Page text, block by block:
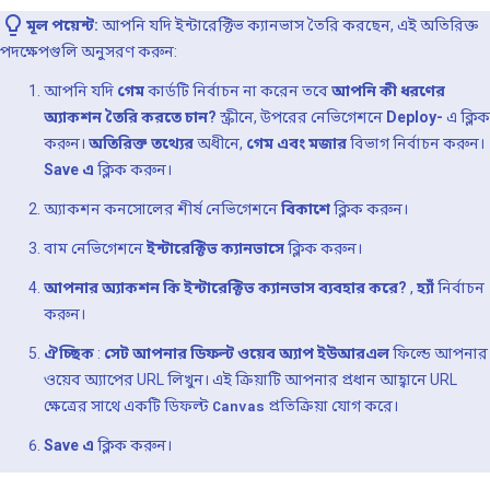
মূল পয়েন্ট: আপনি যদি ইন্টারেক্টিভ ক্যানভাস তৈরি করছেন, এই অতিরিক্ত
পদক্ষেপগুলি অনুসরণ করুন:
আপনি যদি গেমকার্ডটি নির্বাচন না করেন তবেআপনি কী ধরণের
অ্যাকশন তৈরি করতে চান? স্ক্রীনে, উপরের নেভিগেশনে Deploy- এ ক্লিক
করুন। অতিরিক্ত তথ্যেরঅধীনে, গেম এবং মজারবিভাগ নির্বাচন করুন।
Save এ ক্লিক করুন।
অ্যাকশন কনসোলের শীর্ষ নেভিগেশনেবিকাশেক্লিক করুন।
বাম নেভিগেশনেইন্টারেক্টিভ ক্যানভাসেক্লিক করুন।
আপনার অ্যাকশন কি ইন্টারেক্টিভ ক্যানভাস ব্যবহার করে? , হ্যাঁনির্বাচন
করুন।
ঐচ্ছিক : সেট আপনার ডিফল্ট ওয়েব অ্যাপ ইউআরএলফিল্ডে আপনার
ওয়েব অ্যাপের URL লিখুন। এই ক্রিয়াটি আপনার প্রধান আহ্বানে URL
ক্ষেত্রের সাথে একটি ডিফল্ট Canvas প্রতিক্রিয়া যোগ করে।
Save এ ক্লিক করুন।